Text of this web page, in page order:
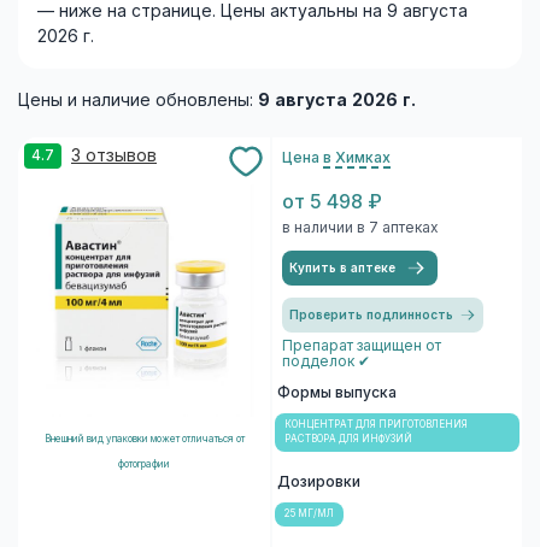
— ниже на странице. Цены актуальны на 9 августа
2026 г.
Цены и наличие обновлены: 9 августа 2026 г.
4.7 3 отзывов
Внешний вид упаковки может отличаться от
фотографии
Цена в Химках
от 5 498 ₽
в наличии в 7 аптеках
Купить в аптеке
Проверить подлинность
Препарат защищен от
подделок ✔
Формы выпуска
КОНЦЕНТРАТ ДЛЯ ПРИГОТОВЛЕНИЯ
РАСТВОРА ДЛЯ ИНФУЗИЙ
Дозировки
25 МГ/МЛ